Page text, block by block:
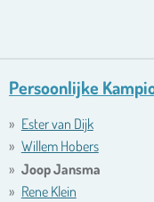
Persoonlijke
Ester van Dijk
Willem Hobers
Joop Jansma
Rene Klein